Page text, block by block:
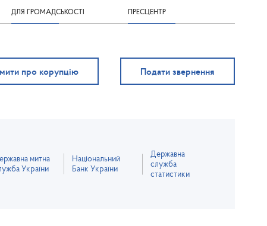
ДЛЯ ГРОМАДСЬКОСТІ ПРЕСЦЕНТР
про корупцію Подати звернення
митна
України
Національний
Банк України
Державна
служба
статистики